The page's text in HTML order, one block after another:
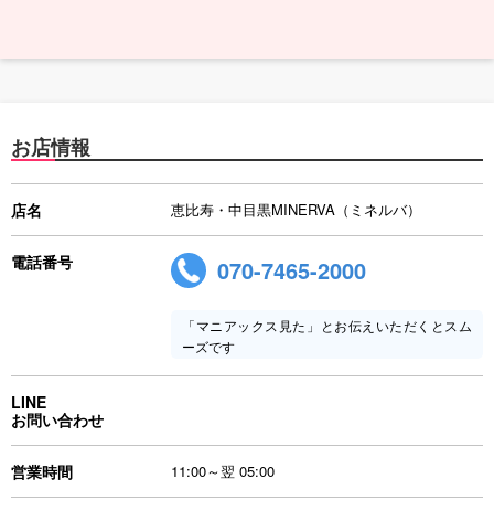
お店情報
店名 恵比寿・中目黒MINERVA（ミネルバ）
電話番号 070-7465-2000
「マニアックス見た」とお伝えいただくとスム
ーズです
LINE
お問い合わせ
営業時間 11:00～翌 05:00